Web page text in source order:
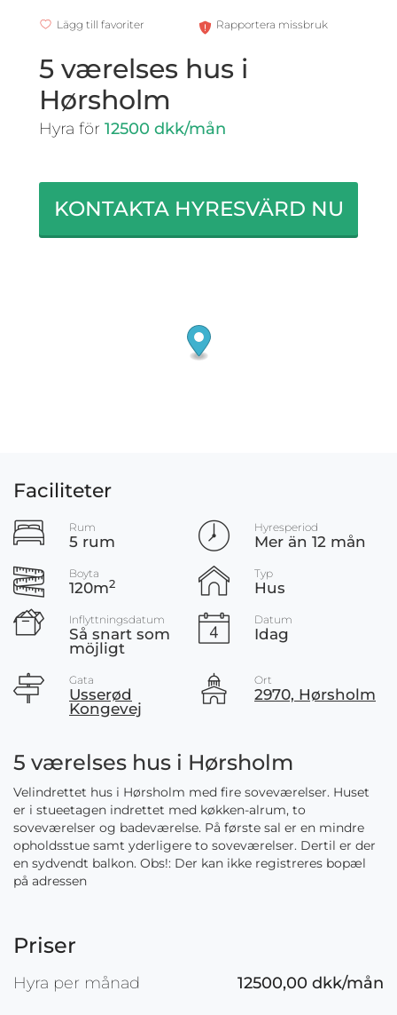
Lägg till favoriter Rapportera missbruk
5 værelses hus i
Hørsholm
Hyra för 12500 dkk/mån
KONTAKTA HYRESVÄRD NU
Faciliteter
Rum
5 rum
Hyresperiod
Mer än 12 mån
Boyta
120m2
Typ
Hus
Inflyttningsdatum
Så snart som
möjligt
Datum
Idag
Gata
Usserød
Kongevej
Ort
2970, Hørsholm
5 værelses hus i Hørsholm
Velindrettet hus i Hørsholm med fire soveværelser. Huset
er i stueetagen indrettet med køkken-alrum, to
soveværelser og badeværelse. På første sal er en mindre
opholdsstue samt yderligere to soveværelser. Dertil er der
en sydvendt balkon. Obs!: Der kan ikke registreres bopæl
på adressen
Priser
Hyra per månad 12500,00 dkk/mån